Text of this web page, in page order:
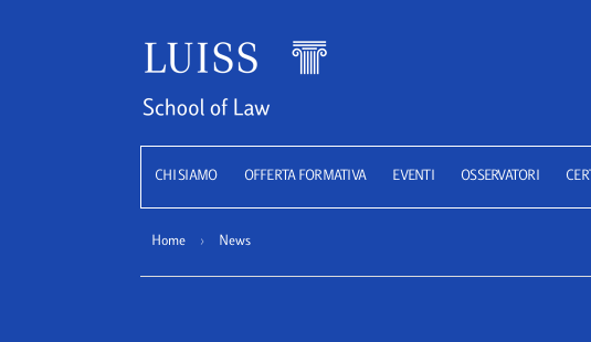
Luiss
CHI SIAMO OFFERTA FORMATIVA EVENTI OSSERVATORI
Home › News